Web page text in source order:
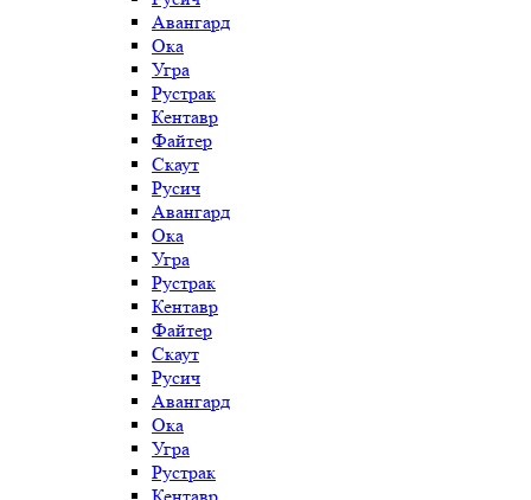
Авангард
Ока
Угра
Рустрак
Кентавр
Файтер
Скаут
Русич
Авангард
Ока
Угра
Рустрак
Кентавр
Файтер
Скаут
Русич
Авангард
Ока
Угра
Рустрак